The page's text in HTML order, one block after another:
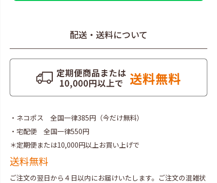
配送・送料について
・ネコポス 全国一律385円（今だけ無料）
・宅配便 全国一律550円
＊定期便または10,000円以上お買い上げで
送料無料
ご注文の翌日から４日以内にお届けいたします。ご注文の混雑状